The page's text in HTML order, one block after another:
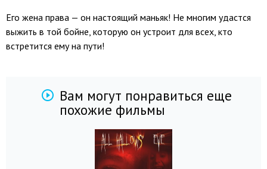
Его жена права — он настоящий маньяк! Не многим удастся
выжить в той бойне, которую он устроит для всех, кто
встретится ему на пути!
Вам могут понравиться еще
похожие фильмы